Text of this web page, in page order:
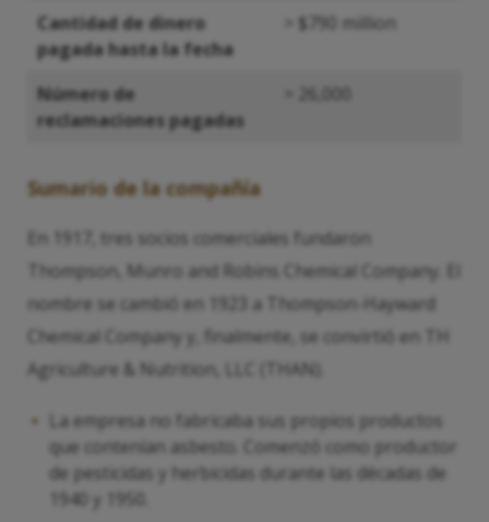
Cantidad de dinero
pagada hasta la fecha
> $790 million
Número de
reclamaciones pagadas
> 26,000
Sumario de la compañía
En 1917, tres socios comerciales fundaron
Thompson, Munro and Robins Chemical Company. El
nombre se cambió en 1923 a Thompson-Hayward
Chemical Company y, finalmente, se convirtió en TH
Agriculture & Nutrition, LLC (THAN).
La empresa no fabricaba sus propios productos
que contenían asbesto. Comenzó como productor
de pesticidas y herbicidas durante las décadas de
1940 y 1950.